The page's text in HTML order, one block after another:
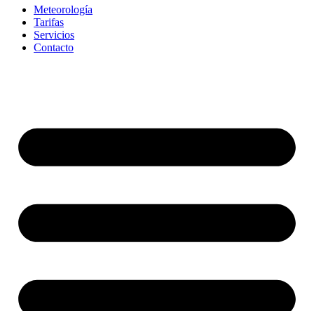
Meteorología
Tarifas
Servicios
Contacto